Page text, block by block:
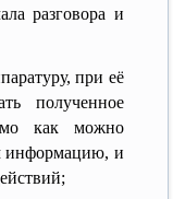
разговора и
при её
полученное
как можно
информацию, и